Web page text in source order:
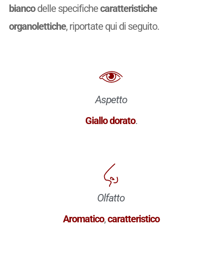
biancodelle specifichecaratteristiche
organolettiche, riportate qui di seguito.
Aspetto
Giallo dorato.
Olfatto
Aromatico,caratteristico